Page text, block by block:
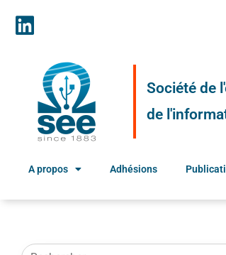
Société de
de
A propos Adhésions